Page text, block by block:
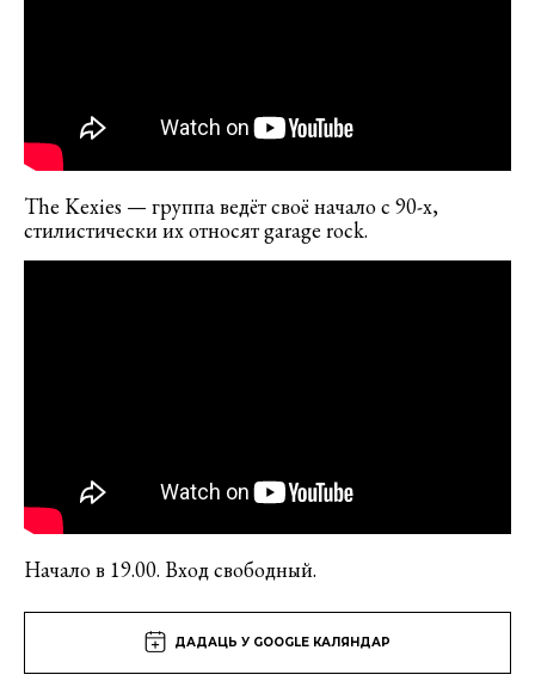
The Kexies — группа ведёт своё начало с 90-х,
стилистически их относят garage rock.
Начало в 19.00. Вход свободный.
ДАДАЦЬ У GOOGLE КАЛЯНДАР